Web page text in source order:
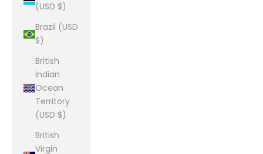
(USD $)
Brazil (USD
$)
British
Indian
Ocean
Territory
(USD $)
British
Virgin